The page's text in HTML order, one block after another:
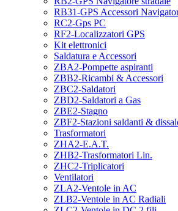
RB31-GPS Accessori
RC2-Gps PC
RF2-Localizzatori GPS
Kit elettronici
Saldatura e Accessori
ZBA2-Pompette aspiranti
ZBB2-Ricambi & Accessori
ZBC2-Saldatori
ZBD2-Saldatori a Gas
ZBE2-Stagno
ZBF2-Stazioni saldanti &
Trasformatori
ZHA2-E.A.T.
ZHB2-Trasformatori Lin.
ZHC2-Triplicatori
Ventilatori
ZLA2-Ventole in AC
ZLB2-Ventole in AC Radiali